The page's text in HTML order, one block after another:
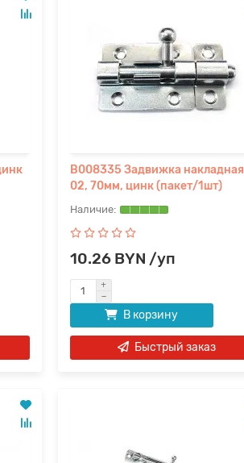
B008335 Задвижка накладная
02, 70мм, цинк (пакет/1шт)
10.26 BYN /уп
В корзину
Быстрый заказ